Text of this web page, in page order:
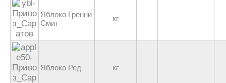
Яблоко Гренни
Смит
кг
Яблоко Ред кг